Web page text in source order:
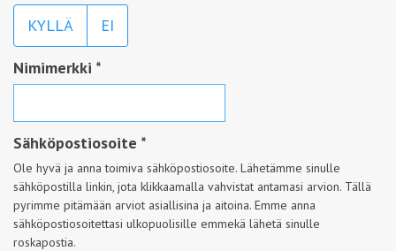
KYLLÄ EI
Nimimerkki *
Sähköpostiosoite *
Ole hyvä ja anna toimiva sähköpostiosoite. Lähetämme sinulle
sähköpostilla linkin, jota klikkaamalla vahvistat antamasi arvion. Tällä
pyrimme pitämään arviot asiallisina ja aitoina. Emme anna
sähköpostiosoitettasi ulkopuolisille emmekä lähetä sinulle
roskapostia.